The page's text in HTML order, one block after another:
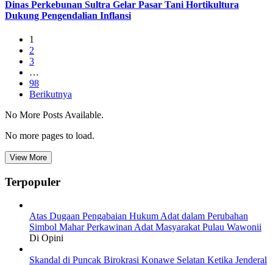
Dinas Perkebunan Sultra Gelar Pasar Tani Hortikultura
Dukung Pengendalian Inflansi
1
2
3
…
98
Berikutnya
No More Posts Available.
No more pages to load.
View More
Terpopuler
Atas Dugaan Pengabaian Hukum Adat dalam Perubahan
Simbol Mahar Perkawinan Adat Masyarakat Pulau Wawonii
Di Opini
Skandal di Puncak Birokrasi Konawe Selatan Ketika Jenderal